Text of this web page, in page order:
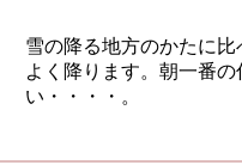
雪の降る地方のかたに
よく降ります。朝一番
い・・・・。